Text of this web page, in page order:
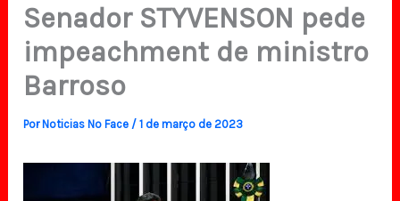
Senador STYVENSON pede
impeachment de ministro
Barroso
PorNoticias No Face /1 de março de 2023